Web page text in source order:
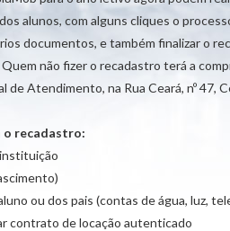
alunos, com alguns cliques o
documentos, e também finalizar o
não fizer o recadastro terá a
Atendimento, na Rua Ceará, nº 47,
o recadastro:
ou dos pais (contas de água, luz,
contrato de locação autenticado